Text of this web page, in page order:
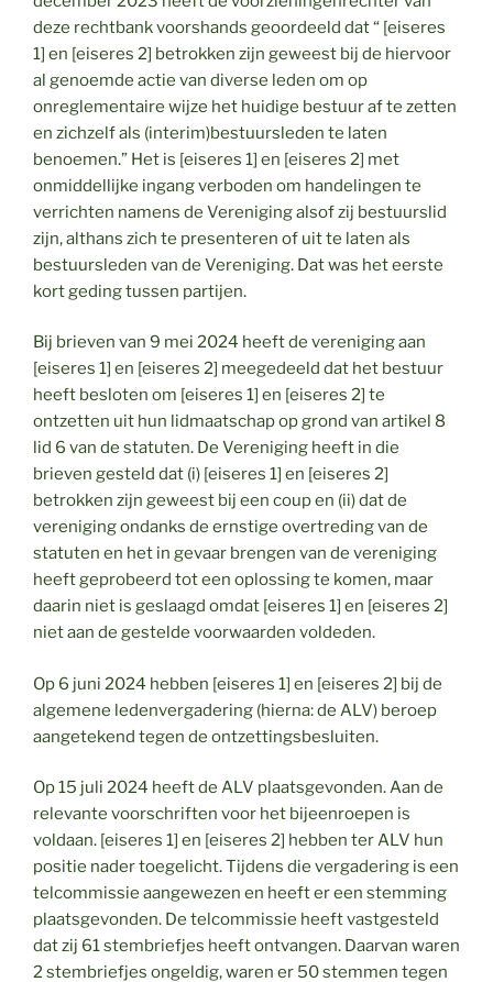
deze rechtbank voorshands geoordeeld dat “ [eiseres
1] en [eiseres 2] betrokken zijn geweest bij de hiervoor
al genoemde actie van diverse leden om op
onreglementaire wijze het huidige bestuur af te zetten
en zichzelf als (interim)bestuursleden te laten
benoemen.” Het is [eiseres 1] en [eiseres 2] met
onmiddellijke ingang verboden om handelingen te
verrichten namens de Vereniging alsof zij bestuurslid
zijn, althans zich te presenteren of uit te laten als
bestuursleden van de Vereniging. Dat was het eerste
kort geding tussen partijen.
Bij brieven van 9 mei 2024 heeft de vereniging aan
[eiseres 1] en [eiseres 2] meegedeeld dat het bestuur
heeft besloten om [eiseres 1] en [eiseres 2] te
ontzetten uit hun lidmaatschap op grond van artikel 8
lid 6 van de statuten. De Vereniging heeft in die
brieven gesteld dat (i) [eiseres 1] en [eiseres 2]
betrokken zijn geweest bij een coup en (ii) dat de
vereniging ondanks de ernstige overtreding van de
statuten en het in gevaar brengen van de vereniging
heeft geprobeerd tot een oplossing te komen, maar
daarin niet is geslaagd omdat [eiseres 1] en [eiseres 2]
niet aan de gestelde voorwaarden voldeden.
Op 6 juni 2024 hebben [eiseres 1] en [eiseres 2] bij de
algemene ledenvergadering (hierna: de ALV) beroep
aangetekend tegen de ontzettingsbesluiten.
Op 15 juli 2024 heeft de ALV plaatsgevonden. Aan de
relevante voorschriften voor het bijeenroepen is
voldaan. [eiseres 1] en [eiseres 2] hebben ter ALV hun
positie nader toegelicht. Tijdens die vergadering is een
telcommissie aangewezen en heeft er een stemming
plaatsgevonden. De telcommissie heeft vastgesteld
dat zij 61 stembriefjes heeft ontvangen. Daarvan waren
2 stembriefjes ongeldig, waren er 50 stemmen tegen